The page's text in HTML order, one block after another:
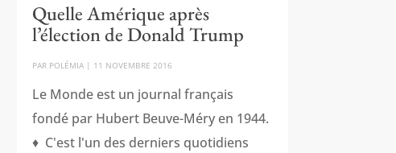
Quelle Amérique après
l’élection de Donald Trump
PAR POLÉMIA| 11 NOVEMBRE 2016
Le Monde est un journal français
fondé par Hubert Beuve-Méry en 1944.
♦ C'est l'un des derniers quotidiens